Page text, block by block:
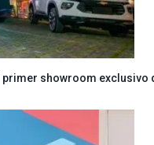
showroom